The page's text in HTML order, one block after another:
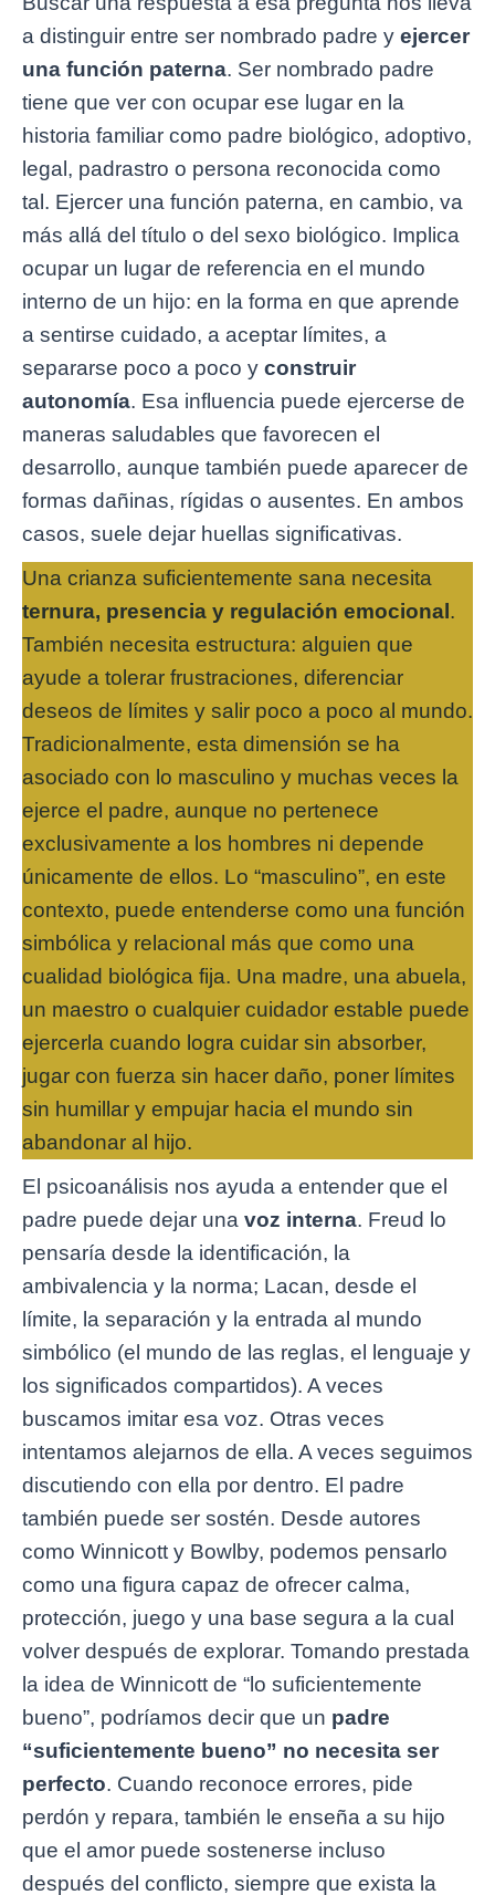
a distinguir entre ser nombrado padre y ejercer
una función paterna. Ser nombrado padre
tiene que ver con ocupar ese lugar en la
historia familiar como padre biológico, adoptivo,
legal, padrastro o persona reconocida como
tal. Ejercer una función paterna, en cambio, va
más allá del título o del sexo biológico. Implica
ocupar un lugar de referencia en el mundo
interno de un hijo: en la forma en que aprende
a sentirse cuidado, a aceptar límites, a
separarse poco a poco y construir
autonomía. Esa influencia puede ejercerse de
maneras saludables que favorecen el
desarrollo, aunque también puede aparecer de
formas dañinas, rígidas o ausentes. En ambos
casos, suele dejar huellas significativas.
Una crianza suficientemente sana necesita
ternura, presencia y regulación emocional .
También necesita estructura: alguien que
ayude a tolerar frustraciones, diferenciar
deseos de límites y salir poco a poco al mundo.
Tradicionalmente, esta dimensión se ha
asociado con lo masculino y muchas veces la
ejerce el padre, aunque no pertenece
exclusivamente a los hombres ni depende
únicamente de ellos. Lo “masculino”, en este
contexto, puede entenderse como una función
simbólica y relacional más que como una
cualidad biológica fija. Una madre, una abuela,
un maestro o cualquier cuidador estable puede
ejercerla cuando logra cuidar sin absorber,
jugar con fuerza sin hacer daño, poner límites
sin humillar y empujar hacia el mundo sin
abandonar al hijo.
El psicoanálisis nos ayuda a entender que el
padre puede dejar una voz interna. Freud lo
pensaría desde la identificación, la
ambivalencia y la norma; Lacan, desde el
límite, la separación y la entrada al mundo
simbólico (el mundo de las reglas, el lenguaje y
los significados compartidos). A veces
buscamos imitar esa voz. Otras veces
intentamos alejarnos de ella. A veces seguimos
discutiendo con ella por dentro. El padre
también puede ser sostén. Desde autores
como Winnicott y Bowlby, podemos pensarlo
como una figura capaz de ofrecer calma,
protección, juego y una base segura a la cual
volver después de explorar. Tomando prestada
la idea de Winnicott de “lo suficientemente
bueno”, podríamos decir que un padre
“suficientemente bueno” no necesita ser
perfecto. Cuando reconoce errores, pide
perdón y repara, también le enseña a su hijo
que el amor puede sostenerse incluso
después del conflicto, siempre que exista la